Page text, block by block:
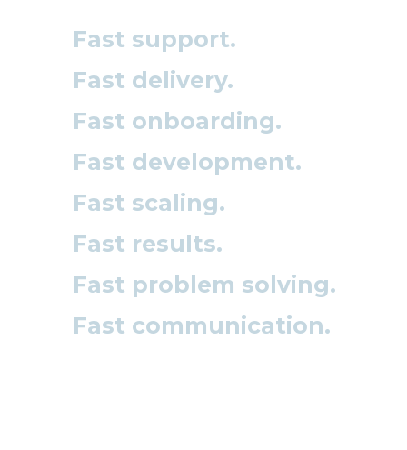
Fast support.
Fast delivery.
Fast onboarding.
Fast development.
Fast scaling.
Fast results.
Fast problem solving.
Fast communication.